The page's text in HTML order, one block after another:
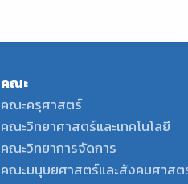
คณะ
คณะครุศาสตร์
คณะวิทยาศาสตร์และเทคโนโลยี
คณะวิทยาการจัดการ
คณะมนุษยศาสตร์และสังคมศาสต